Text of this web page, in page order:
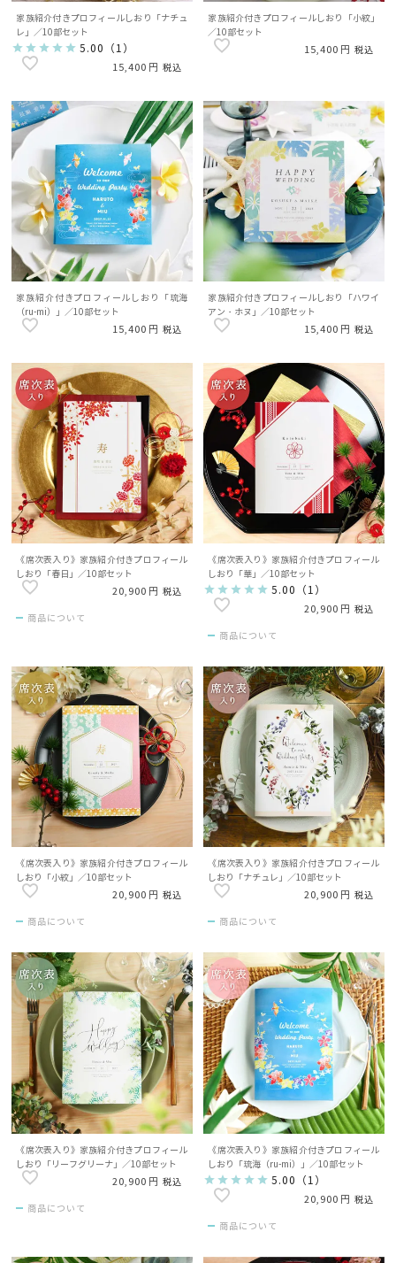
家族紹介付きプロフィールしおり「ナチュ
レ」／10部セット
5.00 （ 1 ）
15,400 税込
家族紹介付きプロフィールしおり「小紋」
／10部セット
15,400 税込
家族紹介付きプロフィールしおり「琉海
（ru-mi）」／10部セット
15,400 税込
家族紹介付きプロフィールしおり「ハワイ
アン・ホヌ」／10部セット
15,400 税込
《席次表入り》家族紹介付きプロフィール
しおり「春日」／10部セット
20,900 税込
商品について
《席次表入り》家族紹介付きプロフィール
しおり「華」／10部セット
5.00 （ 1 ）
20,900 税込
商品について
《席次表入り》家族紹介付きプロフィール
しおり「小紋」／10部セット
20,900 税込
商品について
《席次表入り》家族紹介付きプロフィール
しおり「ナチュレ」／10部セット
20,900 税込
商品について
《席次表入り》家族紹介付きプロフィール
しおり「リーフグリーナ」／10部セット
20,900 税込
商品について
《席次表入り》家族紹介付きプロフィール
しおり「琉海（ru-mi）」／10部セット
5.00 （ 1 ）
20,900 税込
商品について